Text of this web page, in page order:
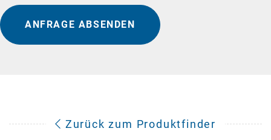
ANFRAGE ABSENDEN
Zurück zum Produktfinder